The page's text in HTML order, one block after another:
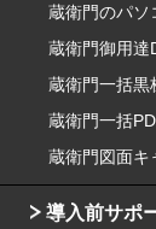
蔵衛門のパソ
蔵衛門御用達
蔵衛門一括黒
蔵衛門一括
蔵衛門図面キ
導入前サポ